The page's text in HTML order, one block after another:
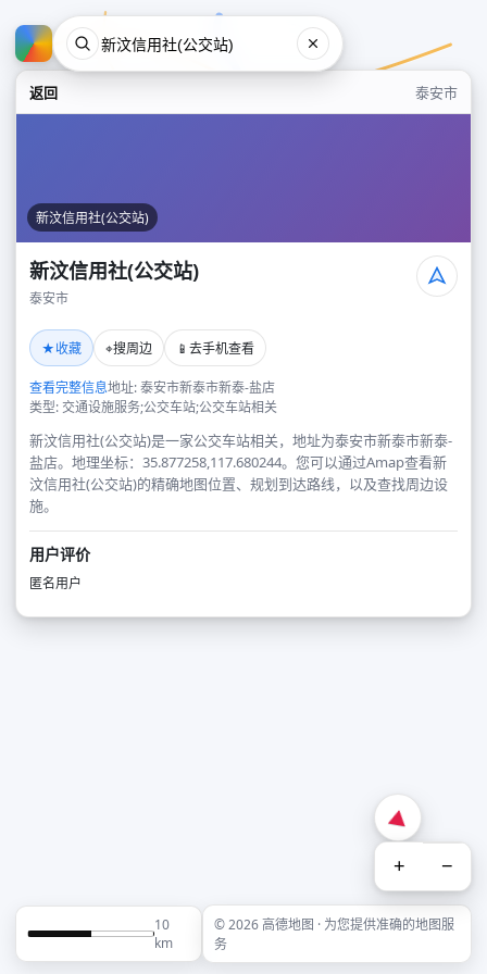
返回 泰安市
新汶信用社(公交站)
新汶信用社(公交站)
泰安市
★收藏 ⌖搜周边 📱 去手机查看
查看完整信息地址: 泰安市新泰市新泰-盐店
类型: 交通设施服务;公交车站;公交车站相关
新汶信用社(公交站)是一家公交车站相关，地址为泰安市新泰市新泰-
盐店。地理坐标：35.877258,117.680244。您可以通过Amap查看新
汶信用社(公交站)的精确地图位置、规划到达路线，以及查找周边设
施。
用户评价
匿名用户
+ −
10
km
© 2026 高德地图 · 为您提供准确的地图服
务